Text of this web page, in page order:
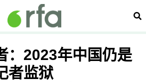
搜
：2023年中国仍是
者监狱